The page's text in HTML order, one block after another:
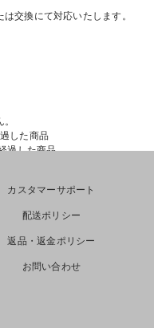
交換にて対応いたします。
。
した商品
過した商品
否をご案内いたします。
済サービスにより反映まで
カスタマーサポート
配送ポリシー
返品・返金ポリシー
お問い合わせ